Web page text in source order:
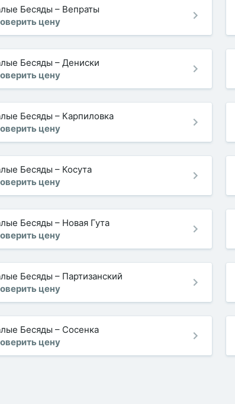
Бесяды – Вепраты
цену
Бесяды – Дениски
цену
Бесяды – Карпиловка
цену
Бесяды – Косута
цену
Бесяды – Новая Гута
цену
Бесяды – Партизанский
цену
Бесяды – Сосенка
цену